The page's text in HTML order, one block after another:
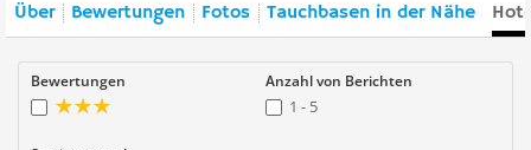
Über Bewertungen Fotos Tauchbasen in der Nähe
Bewertungen Anzahl von Berichten
1 - 5